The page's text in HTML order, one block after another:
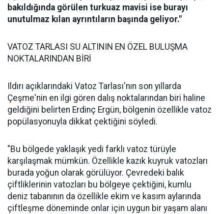
bakıldığında görülen turkuaz mavisi ise burayı
unutulmaz kılan ayrıntıların başında geliyor."
VATOZ TARLASI SU ALTININ EN ÖZEL BULUŞMA
NOKTALARINDAN BİRİ
Ildırı açıklarındaki Vatoz Tarlası'nın son yıllarda
Çeşme'nin en ilgi gören dalış noktalarından biri haline
geldiğini belirten Erdinç Ergün, bölgenin özellikle vatoz
popülasyonuyla dikkat çektiğini söyledi.
"Bu bölgede yaklaşık yedi farklı vatoz türüyle
karşılaşmak mümkün. Özellikle kazık kuyruk vatozları
burada yoğun olarak görülüyor. Çevredeki balık
çiftliklerinin vatozları bu bölgeye çektiğini, kumlu
deniz tabanının da özellikle ekim ve kasım aylarında
çiftleşme döneminde onlar için uygun bir yaşam alanı